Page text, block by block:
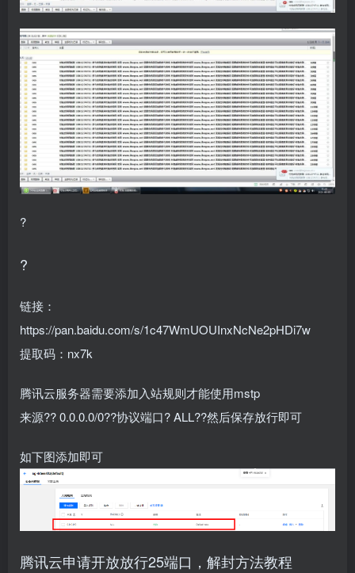
?
?
链接：
https://pan.baidu.com/s/1c47WmUOUInxNcNe2pHDi7w
提取码：nx7k
腾讯云服务器需要添加入站规则才能使用mstp
来源??0.0.0.0/0??协议端口?ALL??然后保存放行即可
如下图添加即可
腾讯云申请开放放行25端口，解封方法教程